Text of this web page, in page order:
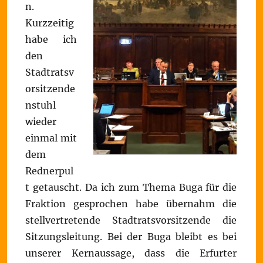
n.
Kurzzeitig
habe ich
den
Stadtratsv
orsitzende
nstuhl
wieder
einmal mit
dem
Rednerpul
t getauscht. Da ich zum Thema Buga für die
Fraktion gesprochen habe übernahm die
stellvertretende Stadtratsvorsitzende die
Sitzungsleitung. Bei der Buga bleibt es bei
unserer Kernaussage, dass die Erfurter